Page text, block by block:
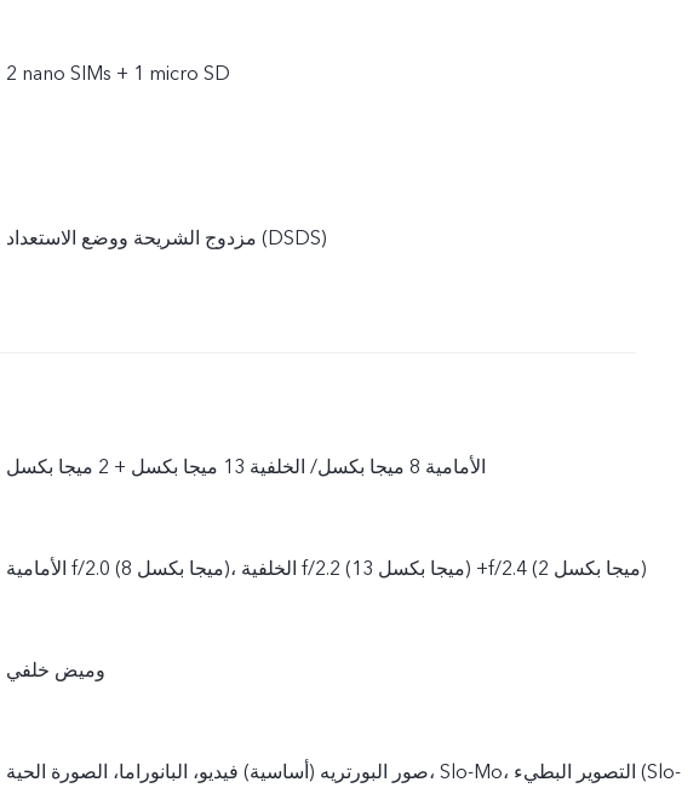
‎2 nano SIMs + 1 micro SD
مزدوج الشريحة ووضع الاستعداد (DSDS)
الأمامية 8 ميجا بكسل/ الخلفية 13 ميجا بكسل + 2 ميجا بكسل
الأمامية f/2.0 (8 ميجا بكسل)، الخلفية f/2.2 (13 ميجا بكسل) +f/2.4 (2 ميجا بكسل)
وميض خلفي
صور البورتريه (أساسية) فيديو، البانوراما، الصورة الحية، Slo-Mo، التصوير البطيء (Slo-